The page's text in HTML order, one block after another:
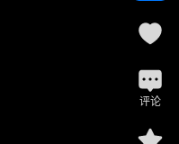
评论